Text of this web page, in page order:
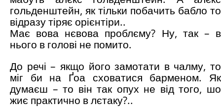
гольденштейн, як тільки побачить бабло то
відразу тіряє орієнтіри..
Має вова нєвова проблєму? Ну, так – в
нього в голові не помито.
До речі – якщо його замотати в чалму, то
міг би на Ґоа сховатися барменом. Як
думаєш – то він так опух не від того, шо
жиє практично в лєтаку?..